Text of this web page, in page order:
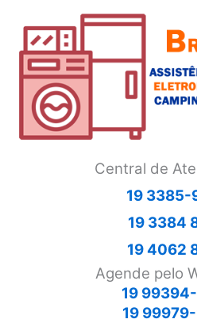
conteúdo
Central de
19 3385-
19 3384
19 4062
Agende pelo
19
19